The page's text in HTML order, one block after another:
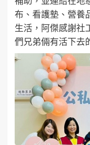
布、看護墊、營養
生活，阿傑感謝社
們兄弟倆有活下去